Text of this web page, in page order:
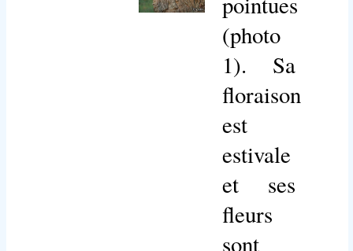
(photo
1). Sa
floraison
est
estivale
et ses
fleurs
sont